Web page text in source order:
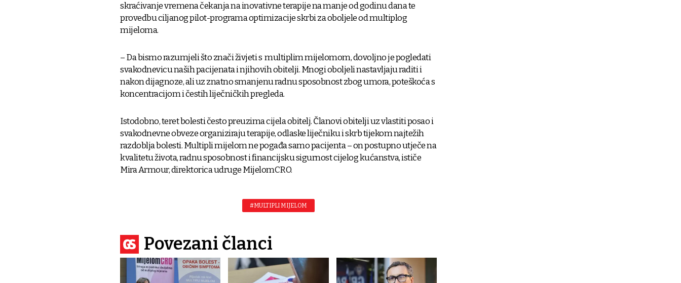
skraćivanje vremena čekanja na inovativne terapije na manje od godinu dana te
provedbu ciljanog pilot-programa optimizacije skrbi za oboljele od multiplog
mijeloma.
– Da bismo razumjeli što znači živjeti s multiplim mijelomom, dovoljno je pogledati
svakodnevicu naših pacijenata i njihovih obitelji. Mnogi oboljeli nastavljaju raditi i
nakon dijagnoze, ali uz znatno smanjenu radnu sposobnost zbog umora, poteškoća s
koncentracijom i čestih liječničkih pregleda.
Istodobno, teret bolesti često preuzima cijela obitelj. Članovi obitelji uz vlastiti posao i
svakodnevne obveze organiziraju terapije, odlaske liječniku i skrb tijekom najtežih
razdoblja bolesti. Multipli mijelom ne pogađa samo pacijenta – on postupno utječe na
kvalitetu života, radnu sposobnost i financijsku sigurnost cijelog kućanstva, ističe
Mira Armour, direktorica udruge MijelomCRO.
#MULTIPLI MIJELOM
Povezani članci